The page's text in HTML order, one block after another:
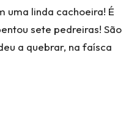
uma linda cachoeira! É
sete pedreiras! São
a quebrar, na faísca